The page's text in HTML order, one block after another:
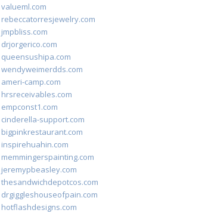
valueml.com
rebeccatorresjewelry.com
jmpbliss.com
drjorgerico.com
queensushipa.com
wendyweimerdds.com
ameri-camp.com
hrsreceivables.com
empconst1.com
cinderella-support.com
bigpinkrestaurant.com
inspirehuahin.com
memmingerspainting.com
jeremypbeasley.com
thesandwichdepotcos.com
drgiggleshouseofpain.com
hotflashdesigns.com